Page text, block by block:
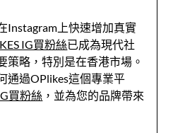
Instagram上快速增加真實
IG買粉絲已成為現代社
策略，特別是在香港市場。
通過OPlikes這個專業平
買粉絲 ，並為您的品牌帶來